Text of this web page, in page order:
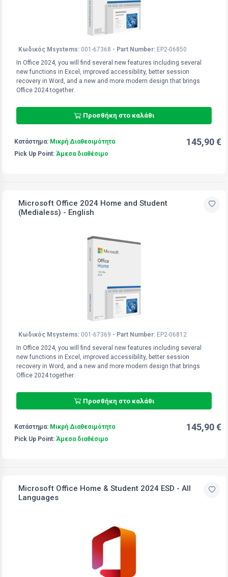
Κωδικός Msystems: 001-67368 - Part Number: EP2-06850
In Office 2024, you will find several new features including several
new functions in Excel, improved accessibility, better session
recovery in Word, and a new and more modern design that brings
Office 2024 together.
Προσθήκη στο καλάθι
Κατάστημα: Μικρή Διαθεσιμότητα
Pick Up Point: Άμεσα διαθέσιμο
145,90 €
Microsoft Office 2024 Home and Student
(Medialess) - English
Κωδικός Msystems: 001-67369 - Part Number: EP2-06812
In Office 2024, you will find several new features including several
new functions in Excel, improved accessibility, better session
recovery in Word, and a new and more modern design that brings
Office 2024 together.
Προσθήκη στο καλάθι
Κατάστημα: Μικρή Διαθεσιμότητα
Pick Up Point: Άμεσα διαθέσιμο
145,90 €
Microsoft Office Home & Student 2024 ESD - All
Languages